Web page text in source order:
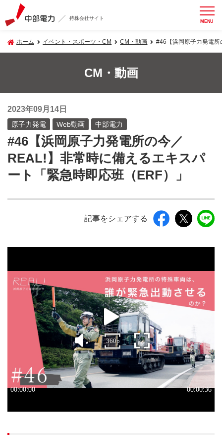
持株会社サイト MENU
ホーム イベント・スポーツ・CM CM・動画 #46【浜岡原子力発電
CM・動画
2023年09月14日
原子力発電 Web動画 中部電力
#46【浜岡原子力発電所の今／
REAL!】非常時に備えるエキスパ
ート「緊急時即応班（ERF）」
記事をシェアする